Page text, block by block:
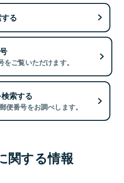
る
ご覧いただけます。
索する
便番号をお調べします。
関する情報